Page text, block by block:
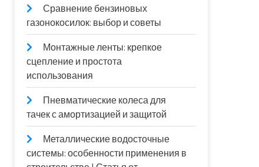
Сравнение бензиновых
газонокосилок: выбор и советы
Монтажные ленты: крепкое
сцепление и простота
использования
Пневматические колеса для
тачек с амортизацией и защитой
Металлические водосточные
системы: особенности применения в